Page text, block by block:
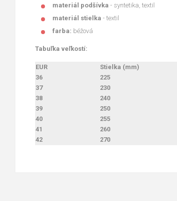
materiál podšívka - syntetika, textil
materiál stielka - textil
farba: béžová
Tabuľka veľkostí:
EUR
Stielka (mm)
36
225
37
230
38
240
39
250
40
255
41
260
42
270